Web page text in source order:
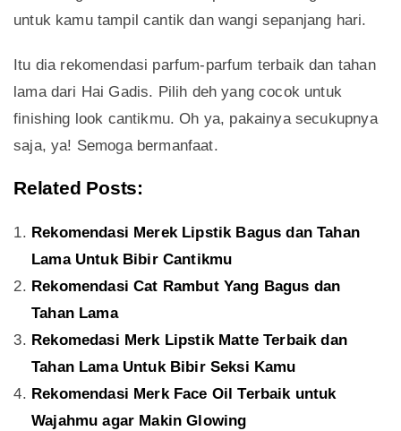
untuk kamu tampil cantik dan wangi sepanjang hari.
Itu dia rekomendasi parfum-parfum terbaik dan tahan
lama dari Hai Gadis. Pilih deh yang cocok untuk
finishing look cantikmu. Oh ya, pakainya secukupnya
saja, ya! Semoga bermanfaat.
Related Posts:
Rekomendasi Merek Lipstik Bagus dan Tahan
Lama Untuk Bibir Cantikmu
Rekomendasi Cat Rambut Yang Bagus dan
Tahan Lama
Rekomedasi Merk Lipstik Matte Terbaik dan
Tahan Lama Untuk Bibir Seksi Kamu
Rekomendasi Merk Face Oil Terbaik untuk
Wajahmu agar Makin Glowing